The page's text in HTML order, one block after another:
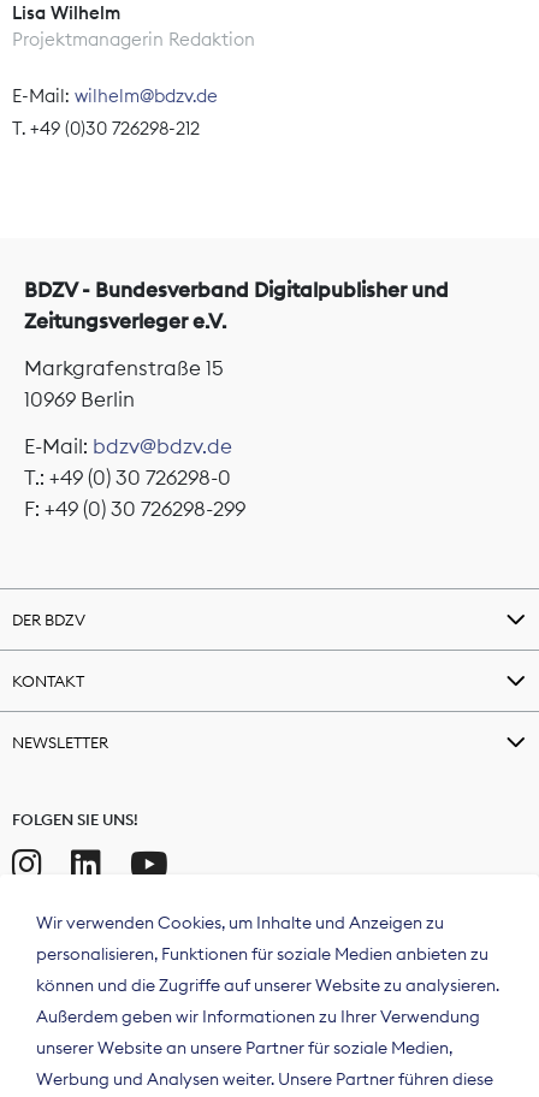
Lisa Wilhelm
Projektmanagerin Redaktion
E-Mail: wilhelm@bdzv.de
T. +49 (0)30 726298-212
BDZV - Bundesverband Digitalpublisher und
Zeitungsverleger e.V.
Markgrafenstraße 15
10969 Berlin
E-Mail: bdzv@bdzv.de
T.: +49 (0) 30 726298-0
F: +49 (0) 30 726298-299
DER BDZV
KONTAKT
NEWSLETTER
FOLGEN SIE UNS!
Wir verwenden Cookies, um Inhalte und Anzeigen zu
personalisieren, Funktionen für soziale Medien anbieten zu
können und die Zugriffe auf unserer Website zu analysieren.
Außerdem geben wir Informationen zu Ihrer Verwendung
unserer Website an unsere Partner für soziale Medien,
Werbung und Analysen weiter. Unsere Partner führen diese